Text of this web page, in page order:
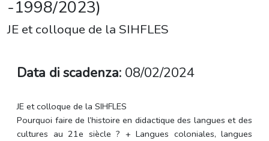
-1998/2023)
JE et colloque de la SIHFLES
Data di scadenza: 08/02/2024
JE et colloque de la SIHFLES
Pourquoi faire de l’histoire en didactique des langues et des
cultures au 21e siècle ? + Langues coloniales, langues